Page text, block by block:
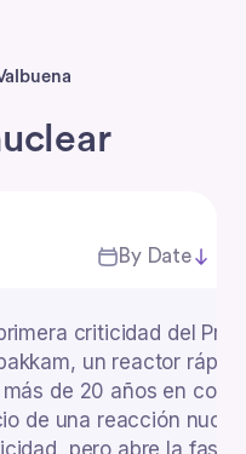
By Date
criticidad del
un reactor
de 20 años en
de una reacción
pero abre la fase